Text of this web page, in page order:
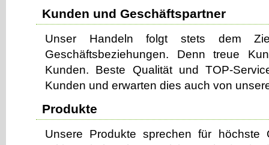
Kunden und Geschäftspartner
Unser Handeln folgt stets dem Ziel
Geschäftsbeziehungen. Denn treue
Kunden. Beste Qualität und TOP-
Kunden und erwarten dies auch von
Produkte
Unsere Produkte sprechen für höchste